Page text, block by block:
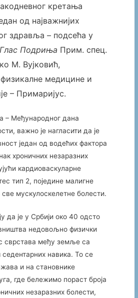
кретања
од најважнијих
здравља – подсећа у
Глас Подриња Прим. спец.
М. Вујковић,
физикалне медицине и
– Примаријус.
– Међународног дана
важно је нагласити да је
један од водећих фактора
хроничних незаразних
кардиоваскуларне
тип 2, поједине малигне
мускулоскелетне болести.
да је у Србији око 40 одсто
недовољно физички
сврстава међу земље са
навика. То се
и на становнике
где бележимо пораст броја
незаразних болести,